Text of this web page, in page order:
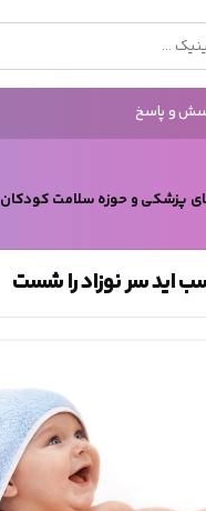
و پاسخ
پزشکی و حوزه سلامت کودکان
اید سر نوزاد را شست